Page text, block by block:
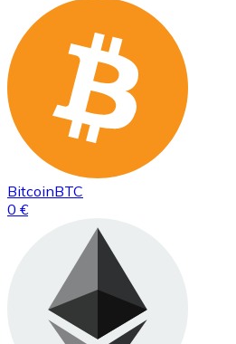
BitcoinBTC
0 €